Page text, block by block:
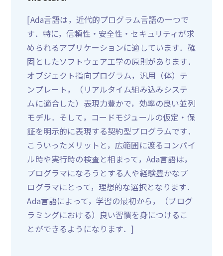
[Ada言語は，近代的プログラム言語の一つで
す．特に，信頼性・安全性・セキュリティが求
められるアプリケーションに適しています．確
固としたソフトウェア工学の原則があります．
オブジェクト指向プログラム，汎用（体）テ
ンプレート，（リアルタイム組み込みシステ
ムに適合した）表現力豊かで，効率の良い並列
モデル．そして，コードモジュールの仮定・保
証を明示的に表現する契約型プログラムです．
こういったメリットと，広範囲に渡るコンパイ
ル時や実行時の検査と相まって，Ada言語は，
プログラマになろうとする人や経験豊かなプ
ログラマにとって，理想的な選択となります．
Ada言語によって，学習の最初から，（プログ
ラミングにおける）良い習慣を身につけるこ
とができるようになります．]